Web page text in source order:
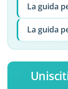
La guida
La guida